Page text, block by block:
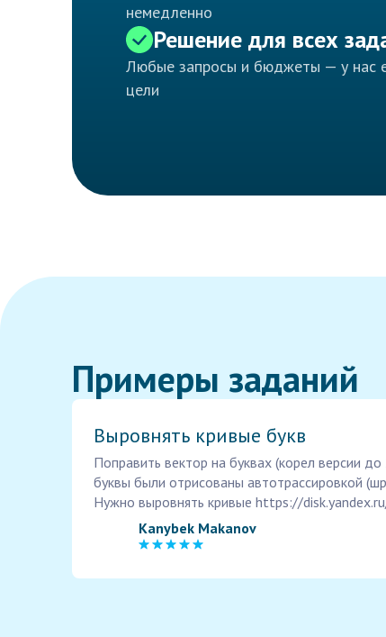
немедленно
Решение для всех
Любые запросы и бюджеты — у нас
цели
Примеры заданий
Выровнять кривые букв
Поправить вектор на буквах (корел версии
буквы были отрисованы автотрассировкой
Нужно выровнять кривые https://
Kanybek Makanov